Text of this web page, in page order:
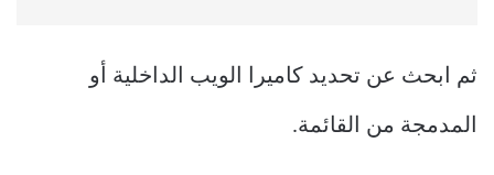
ثم ابحث عن تحديد كاميرا الويب الداخلية أو
المدمجة من القائمة.